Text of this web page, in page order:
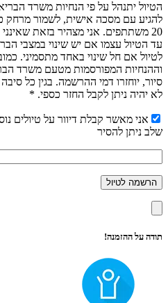
הטיול יתנהל על פי הנחיות משרד
להגיע עם מסכה אישית, לשמור מרחק
20 משתתפים. אני מצהיר בזאת
עד הטיול עצמו אם יש שינוי במצבי
לטיול אם חל שינוי באחד מתסמיני.
וההנחיות המפורסמות מטעם משרד
סיור, יוחזרו דמי ההרשמה. בגין כל
לא יהיה ניתן לקבל החזר כספי. *
אני מאשר קבלת דיוור על טיולים
שלב ניתן להסיר
תודה על ההזמנה!